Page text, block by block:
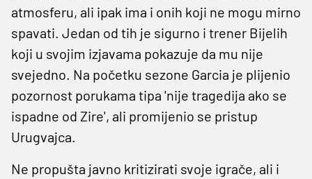
atmosferu, ali ipak ima i onih koji ne mogu mirno
spavati. Jedan od tih je sigurno i trener Bijelih
koji u svojim izjavama pokazuje da mu nije
svejedno. Na početku sezone Garcia je plijenio
pozornost porukama tipa 'nije tragedija ako se
ispadne od Zire', ali promijenio se pristup
Urugvajca.
Ne propušta javno kritizirati svoje igrače, ali i